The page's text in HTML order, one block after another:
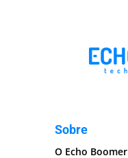
Sobre
O Echo Boomer